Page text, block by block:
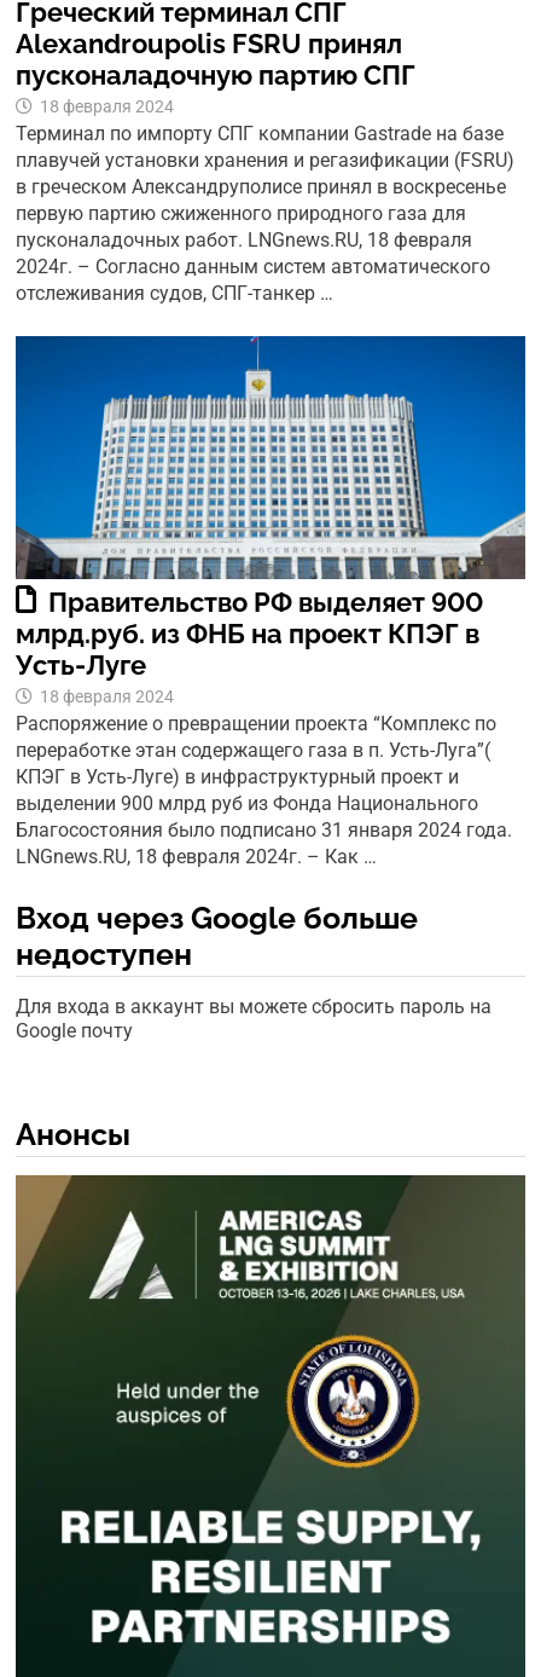
Греческий терминал СПГ
Alexandroupolis FSRU принял
пусконаладочную партию СПГ
18 февраля 2024
Терминал по импорту СПГ компании Gastrade на базе
плавучей установки хранения и регазификации (FSRU)
в греческом Александруполисе принял в воскресенье
первую партию сжиженного природного газа для
пусконаладочных работ. LNGnews.RU, 18 февраля
2024г. – Согласно данным систем автоматического
отслеживания судов, СПГ-танкер …
Правительство РФ выделяет 900
млрд.руб. из ФНБ на проект КПЭГ в
Усть-Луге
18 февраля 2024
Распоряжение о превращении проекта “Комплекс по
переработке этан содержащего газа в п. Усть-Луга”(
КПЭГ в Усть-Луге) в инфраструктурный проект и
выделении 900 млрд руб из Фонда Национального
Благосостояния было подписано 31 января 2024 года.
LNGnews.RU, 18 февраля 2024г. – Как …
Вход через Google больше
недоступен
Для входа в аккаунт вы можете сбросить пароль на
Google почту
Анонсы